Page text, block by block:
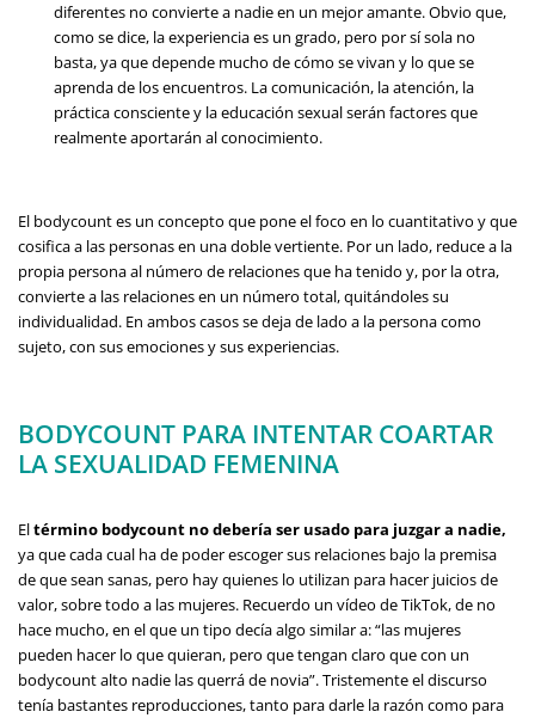
diferentes no convierte a nadie en un mejor amante. Obvio que,
como se dice, la experiencia es un grado, pero por sí sola no
basta, ya que depende mucho de cómo se vivan y lo que se
aprenda de los encuentros. La comunicación, la atención, la
práctica consciente y la educación sexual serán factores que
realmente aportarán al conocimiento.
El bodycount es un concepto que pone el foco en lo cuantitativo y que
cosifica a las personas en una doble vertiente. Por un lado, reduce a la
propia persona al número de relaciones que ha tenido y, por la otra,
convierte a las relaciones en un número total, quitándoles su
individualidad. En ambos casos se deja de lado a la persona como
sujeto, con sus emociones y sus experiencias.
BODYCOUNT PARA INTENTAR COARTAR
LA SEXUALIDAD FEMENINA
Eltérmino bodycount no debería ser usado para juzgar a nadie,
ya que cada cual ha de poder escoger sus relaciones bajo la premisa
de que sean sanas, pero hay quienes lo utilizan para hacer juicios de
valor, sobre todo a las mujeres. Recuerdo un vídeo de TikTok, de no
hace mucho, en el que un tipo decía algo similar a: “las mujeres
pueden hacer lo que quieran, pero que tengan claro que con un
bodycount alto nadie las querrá de novia”. Tristemente el discurso
tenía bastantes reproducciones, tanto para darle la razón como para